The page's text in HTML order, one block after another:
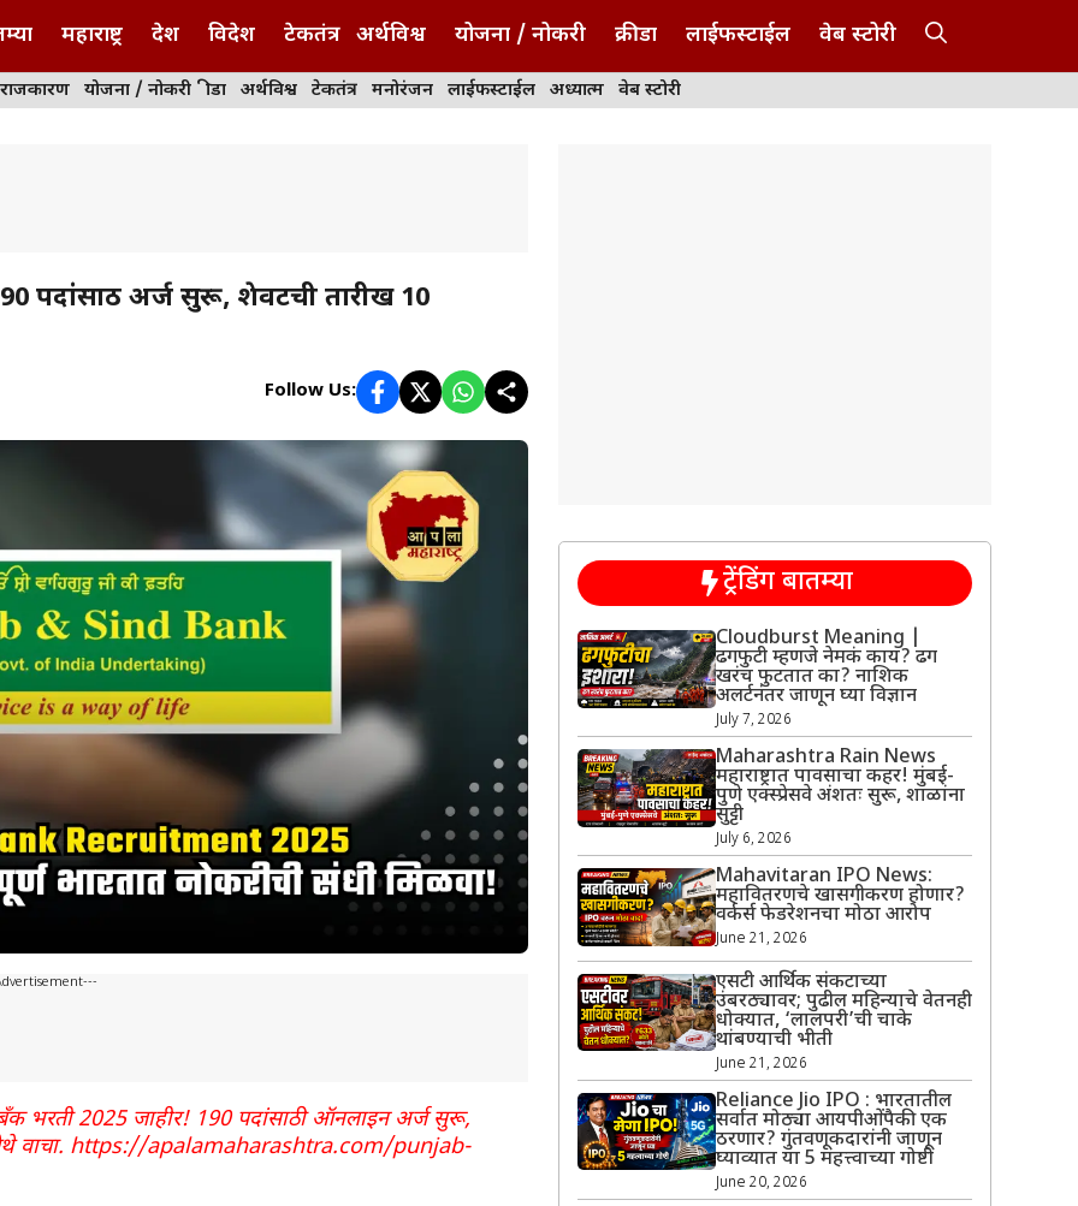
महाराष्ट्र देश विदेश टेकतंत्र अर्थविश्व योजना / नोकरी क्रीडा लाईफस्टाईल वेब स्टोरी
राजकारण योजना / नोकरी क्रीडा अर्थविश्व टेकतंत्र मनोरंजन लाईफस्टाईल अध्यात्म वेब स्टोरी
अर्ज सुरू, शेवटची तारीख 10
Follow Us:
2025 जाहीर! 190 पदांसाठी ऑनलाइन अर्ज सुरू,
येथे वाचा. https://apalamaharashtra.com/punjab-
ट्रेंडिंग बातम्या
Cloudburst Meaning |
ढगफुटी म्हणजे नेमकं काय? ढग
खरंच फुटतात का? नाशिक
अलर्टनंतर जाणून घ्या विज्ञान
July 7, 2026
Maharashtra Rain News
महाराष्ट्रात पावसाचा कहर! मुंबई-
पुणे एक्स्प्रेसवे अंशतः सुरू, शाळांना
सुट्टी
July 6, 2026
Mahavitaran IPO News:
महावितरणचे खासगीकरण होणार?
वर्कर्स फेडरेशनचा मोठा आरोप
June 21, 2026
एसटी आर्थिक संकटाच्या
उंबरठ्यावर; पुढील महिन्याचे वेतनही
धोक्यात, ‘लालपरी’ची चाके
थांबण्याची भीती
June 21, 2026
Reliance Jio IPO : भारतातील
सर्वात मोठ्या आयपीओंपैकी एक
ठरणार? गुंतवणूकदारांनी जाणून
घ्याव्यात या 5 महत्त्वाच्या गोष्टी
June 20, 2026